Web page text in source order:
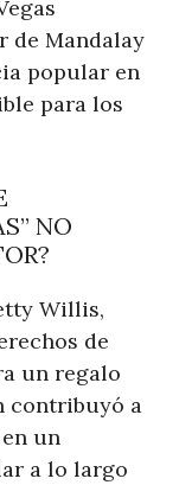
de⁢ Mandalay
popular en
para los
NO
Willis,
de‍
un regalo
contribuyó a
un​
a lo largo